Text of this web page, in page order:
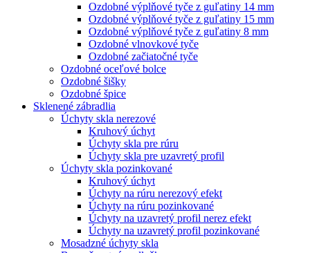
Ozdobné výplňové tyče z guľatiny 14 mm
Ozdobné výplňové tyče z guľatiny 15 mm
Ozdobné výplňové tyče z guľatiny 8 mm
Ozdobné vlnovkové tyče
Ozdobné začiatočné tyče
Ozdobné oceľové bolce
Ozdobné šišky
Ozdobné špice
Sklenené zábradlia
Úchyty skla nerezové
Kruhový úchyt
Úchyty skla pre rúru
Úchyty skla pre uzavretý profil
Úchyty skla pozinkované
Kruhový úchyt
Úchyty na rúru nerezový efekt
Úchyty na rúru pozinkované
Úchyty na uzavretý profil nerez efekt
Úchyty na uzavretý profil pozinkované
Mosadzné úchyty skla